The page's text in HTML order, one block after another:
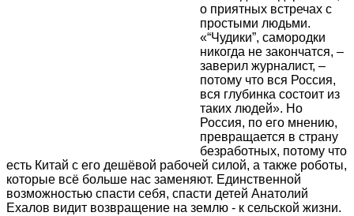
о приятных встречах с
простыми людьми.
«“Чудики”, самородки
никогда не закончатся, –
заверил журналист, –
потому что вся Россия,
вся глубинка состоит из
таких людей». Но
Россия, по его мнению,
превращается в страну
безработных, потому что
есть Китай с его дешёвой рабочей силой, а также роботы,
которые всё больше нас заменяют. Единственной
возможностью спасти себя, спасти детей Анатолий
Ехалов видит возвращение на землю - к сельской жизни.